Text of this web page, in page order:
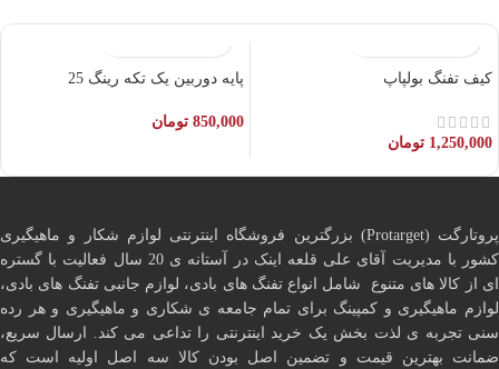
کیف تفنگ بولپاپ
1,250,000 تومان
پایه دوربین یک تکه رینگ 25
850,000 تومان
پروتارگت (Protarget) بزرگترین فروشگاه اینترنتی لوازم شکار و ماهیگیری
کشور با مدیریت آقای علی قلعه اینک در آستانه ی 20 سال فعالیت با گستره
ای از کالا های متنوع شامل انواع تفنگ های بادی، لوازم جانبی تفنگ های بادی،
لوازم ماهیگیری و کمپینگ برای تمام جامعه ی شکاری و ماهیگیری و هر رده
سنی تجربه ی لذت بخش یک خرید اینترنتی را تداعی می کند. ارسال سریع،
ضمانت بهترین قیمت و تضمین اصل بودن کالا سه اصل اولیه است که